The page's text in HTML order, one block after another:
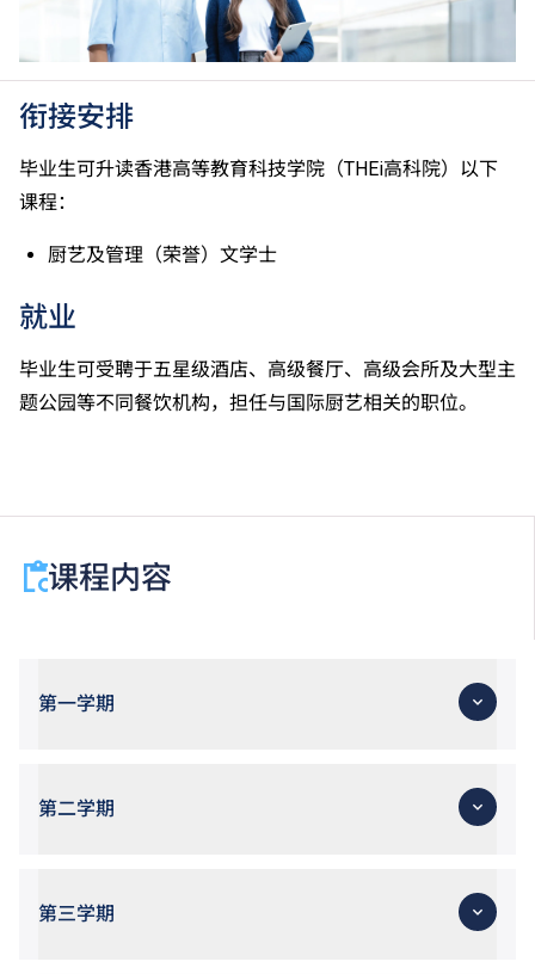
一。2026年起，乌尔都语成绩达E级或以上亦会被接
受。详情请按
此处。
绩，于申请入学时会被视为等同香港中学文凭考试科目
成绩达「第二级」。
如五科香港中学文凭考试的其中一科为公民与社会发展
其他四个香港中学文凭考试科目（包括中国语文和英国
语文）取得第二级或以上成绩。另外，数学科延伸部分
入学条件中的五科之一。如申请人同时持有单元一及单
元二成绩，于申请入学时只计算成绩较佳的一个单元。
适用于持中专教育文凭／职专文凭（于2017/18学年或
修毕职专国际文凭课程的学生，可按其BTEC及IGCSE
衔接安排
毕业生可升读香港高等教育科技学院（THEi高科院）以下
课程：
厨艺及管理（荣誉）文学士
就业
毕业生可受聘于五星级酒店、高级餐厅、高级会所及大型主
题公园等不同餐饮机构，担任与国际厨艺相关的职位。
课程内容
第一学期
第二学期
第三学期